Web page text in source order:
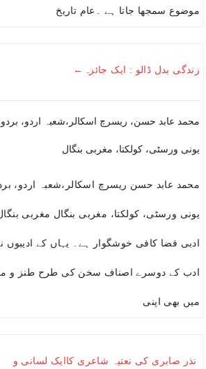
موضوع سمجھا جاتا ہے ۔عام تاریخ
زندگی بدل ڈالو : ایک جائزہ←
محمد عابد حسن، ریسرچ اسکالر،شعبہ اردو،
یونی ورسٹی، کولکتا، مغربی بنگال
محمد عابد حسن ریسرچ اسکالر،شعبہ اردو،
یونی ورسٹی، کولکتا، مغربی بنگال مغربی
ادبی فضا کافی خوشگوار ہے۔ یہاں کے ادیبوں
ادب کے دوسرے اصناف سخن کی طرح طنز و
میں بھی اپنی
نذر صابری کی نعتیہ شاعری کاایک لسانی و